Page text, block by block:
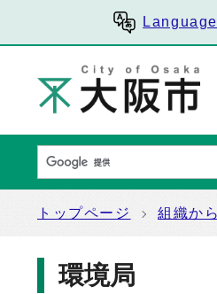
Language
トップページ 組織か
環境局